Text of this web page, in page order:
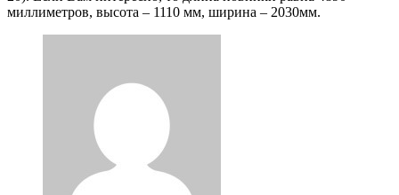
миллиметров, высота – 1110 мм, ширина – 2030мм.